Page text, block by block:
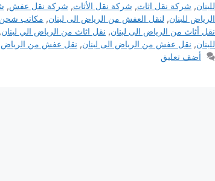
للبنان, شركة نقل اثاث, شركة نقل الأثاث, شركة نقل عفش,
الرياض للبنان, لنقل العفش من الرياض الى لبنان, مكاتب شحن
نقل أثاث من الرياض الى لبنان, نقل اثاث من الرياض الي لبنان,
للبنان, نقل عفش من الرياض الى لبنان, نقل عفش من
أضف تعليق